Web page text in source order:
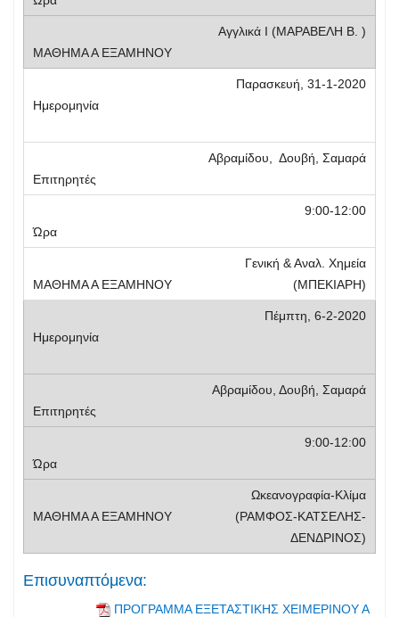
Αγγλικά Ι (ΜΑΡΑΒΕΛΗ Β. )
Παρασκευή, 31-1-2020
Αβραμίδου, Δουβή, Σαμαρά
9:00-12:00
Γενική & Αναλ. Χημεία
(ΜΠΕΚΙΑΡΗ)
Πέμπτη, 6-2-2020
Αβραμίδου, Δουβή, Σαμαρά
9:00-12:00
Ωκεανογραφία-Κλίμα
(ΡΑΜΦΟΣ-ΚΑΤΣΕΛΗΣ-
ΔΕΝΔΡΙΝΟΣ)
Επισυναπτόμενα:
ΠΡΟΓΡΑΜΜΑ ΕΞΕΤΑΣΤΙΚΗΣ ΧΕΙΜΕΡΙΝΟΥ Α